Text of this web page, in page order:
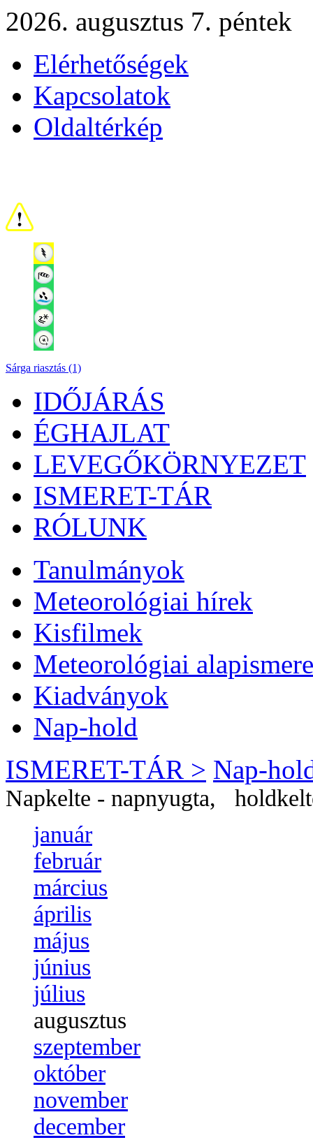
2026. augusztus 7. péntek
Elérhetőségek
Kapcsolatok
Oldaltérkép
Sárga riasztás (1)
IDŐJÁRÁS
ÉGHAJLAT
LEVEGŐKÖRNYEZET
ISMERET-TÁR
RÓLUNK
Tanulmányok
Meteorológiai hírek
Kisfilmek
Meteorológiai
Kiadványok
Nap-hold
ISMERET-TÁR > Nap-
Napkelte - napnyugta,
január
február
március
április
május
június
július
augusztus
szeptember
október
november
december